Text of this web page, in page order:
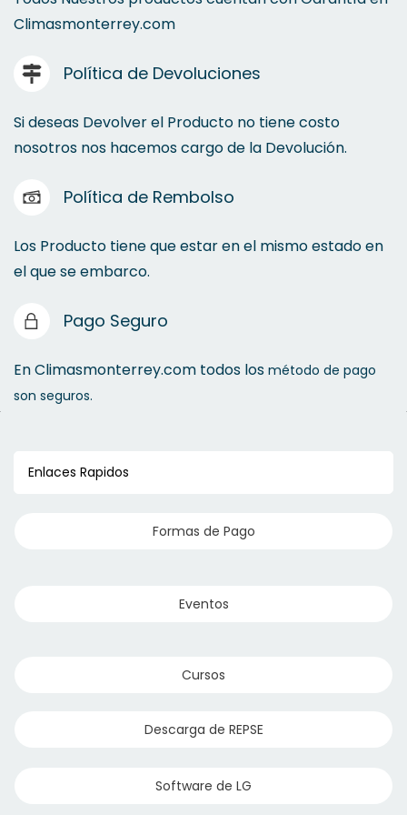
Válvulas de Expansión
Climasmonterrey.com
Política de Devoluciones
Si deseas Devolver el Producto no tiene costo
nosotros nos hacemos cargo de la Devolución.
Política de Rembolso
Los Producto tiene que estar en el mismo estado en
el que se embarco.
Pago Seguro
En Climasmonterrey.com todos los método de pago
son seguros.
Enlaces Rapidos
Formas de Pago
Eventos
Cursos
Descarga de REPSE
Software de LG